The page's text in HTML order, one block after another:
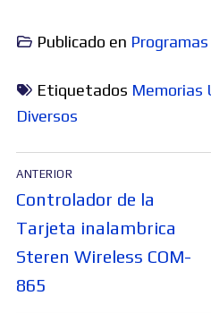
Publicado en
Etiquetados Memorias
Diversos
Navegación
de
entradas
ANTERIOR
Entrada
anterior:
Controlador de la
Tarjeta inalambrica
Steren Wireless COM-
865